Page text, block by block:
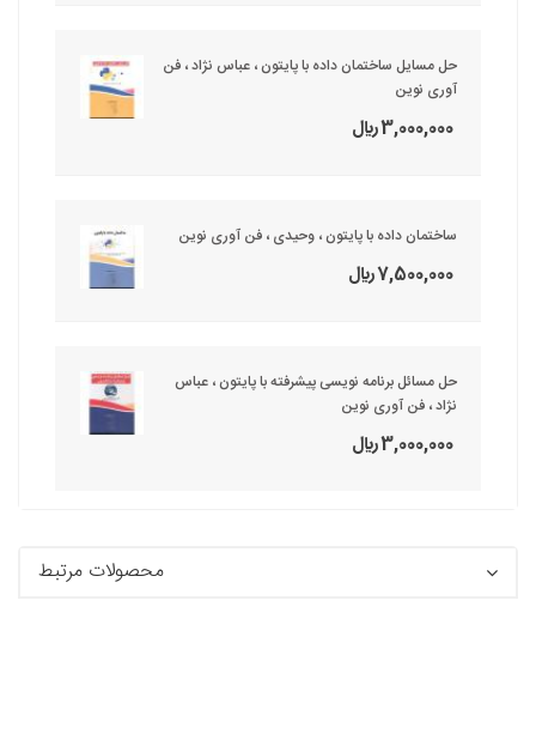
حل مسایل ساختمان داده با پایتون ، عباس نژاد ، فن
آوری نوین
3,000,000 ريال
ساختمان داده با پایتون ، وحیدی ، فن آوری نوین
7,500,000 ريال
حل مسائل برنامه نویسی پیشرفته با پایتون ، عباس
نژاد ، فن آوری نوین
3,000,000 ريال
محصولات مرتبط